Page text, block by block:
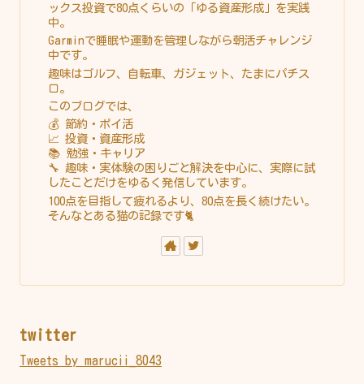
ックス投資で80点くらいの「ゆる資産形成」を実践
中。
Garminで睡眠や運動を管理しながら朝活チャレンジ
中です。
趣味はゴルフ、自転車、ガジェット、たまにパチス
ロ。
このブログでは、
💰 節約・ポイ活
📈 投資・資産形成
📚 勉強・キャリア
🔧 趣味・実体験の困りごと解決を中心に、実際に試
したことだけをゆるく発信しています。
100点を目指して疲れるより、80点を長く続けたい。
そんなとある猫の記録です🐈
twitter
Tweets by marucii_8043